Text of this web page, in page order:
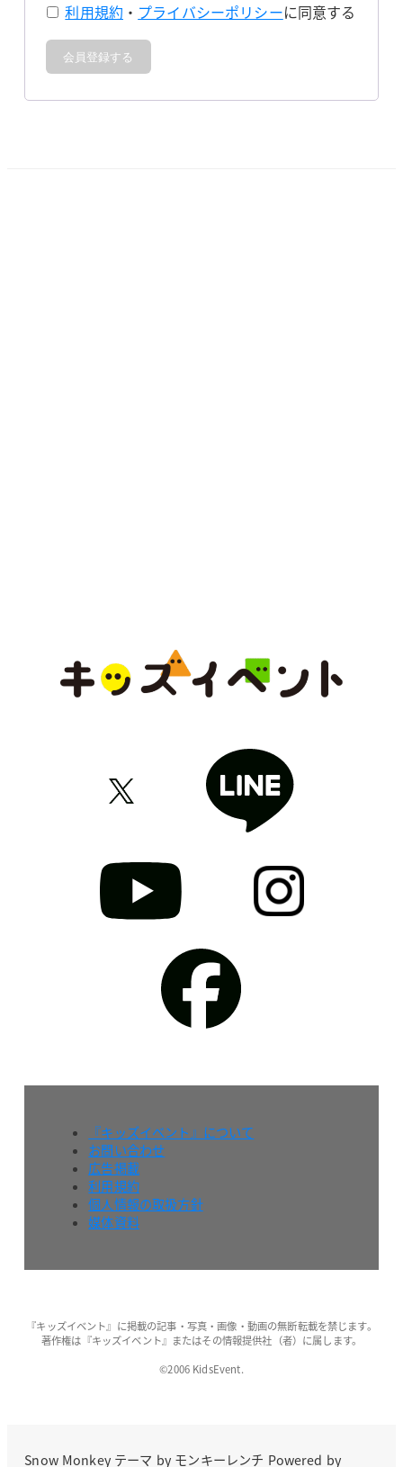
利用規約 ・ プライバシーポリシーに同意する
会員登録する
『キッズイベント』について
お問い合わせ
広告掲載
利用規約
個人情報の取扱方針
媒体資料
『キッズイベント』に掲載の記事・写真・画像・動画の無断転載を禁じます。
著作権は『キッズイベント』またはその情報提供社（者）に属します。
©2006 KidsEvent.
Snow Monkeyテーマ by モンキーレンチ Powered by